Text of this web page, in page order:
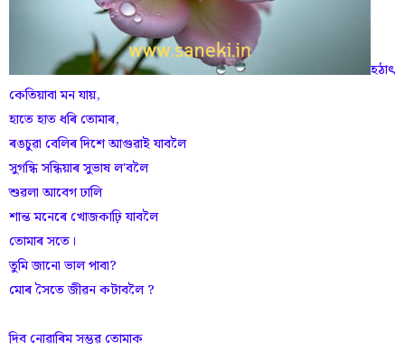
হঠাৎ
কেতিয়াবা মন যায়,
হাতে হাত ধৰি তোমাৰ,
ৰঙচুৱা বেলিৰ দিশে আগুৱাই যাবলৈ
সুগন্ধি সন্ধিয়াৰ সুভাষ ল'বলৈ
শুৱলা আবেগ ঢালি
শান্ত মনেৰে খোজকাঢ়ি যাবলৈ
তোমাৰ সতে।
তুমি জানো ভাল পাবা?
মোৰ সৈতে জীৱন কটাবলৈ ?
দিব নোৱাৰিম সম্ভৱ তোমাক